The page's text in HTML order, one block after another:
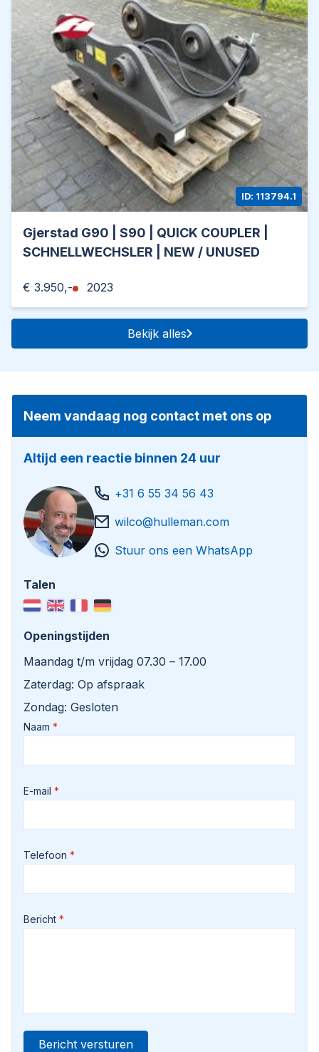
Worldwide delivery is possible!
For more information, please contact:
Office: 0031-527246140
E-mail: info@hulleman.com
Web: www.hulleman.com
Gjerstad G90 | S90 | QUICK COUPLER |
SCHNELLWECHSLER | NEW / UNUSED
€ 3.950,- 2023
ID: 113794.1
Bekijk alles
Neem vandaag nog contact met ons op
Altijd een reactie binnen 24 uur
+31 6 55 34 56 43
wilco@hulleman.com
Stuur ons een WhatsApp
Talen
Openingstijden
Maandag t/m vrijdag 07.30 – 17.00
Zaterdag: Op afspraak
Zondag: Gesloten
Naam
E-mail
Telefoon
Bericht
Bericht versturen